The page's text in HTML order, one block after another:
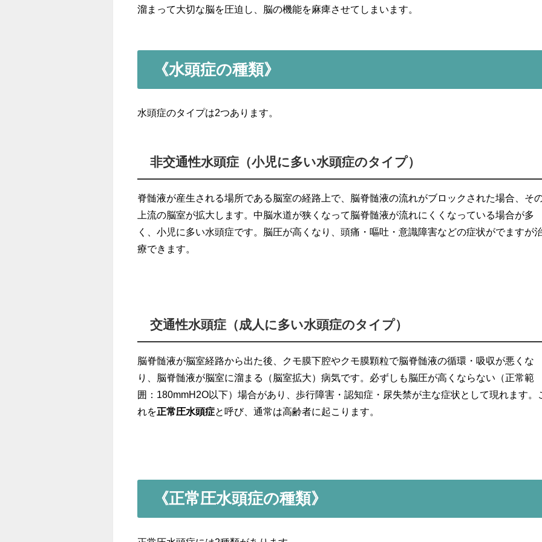
溜まって大切な脳を圧迫し、脳の機能を麻痺させてしまいます。
《水頭症の種類》
水頭症のタイプは2つあります。
非交通性水頭症（小児に多い水頭症のタイプ）
脊髄液が産生される場所である脳室の経路上で、脳脊髄液の流れがブロックされた場合、そ
上流の脳室が拡大します。中脳水道が狭くなって脳脊髄液が流れにくくなっている場合が多
く、小児に多い水頭症です。脳圧が高くなり、頭痛・嘔吐・意識障害などの症状がでますが
療できます。
交通性水頭症（成人に多い水頭症のタイプ）
脳脊髄液が脳室経路から出た後、クモ膜下腔やクモ膜顆粒で脳脊髄液の循環・吸収が悪くな
り、脳脊髄液が脳室に溜まる（脳室拡大）病気です。必ずしも脳圧が高くならない（正常範
囲：180mmH2O以下）場合があり、歩行障害・認知症・尿失禁が主な症状として現れます。
れを正常圧水頭症と呼び、通常は高齢者に起こります。
《正常圧水頭症の種類》